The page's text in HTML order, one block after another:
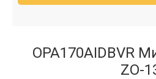
OPA170AIDBVR
ZO-